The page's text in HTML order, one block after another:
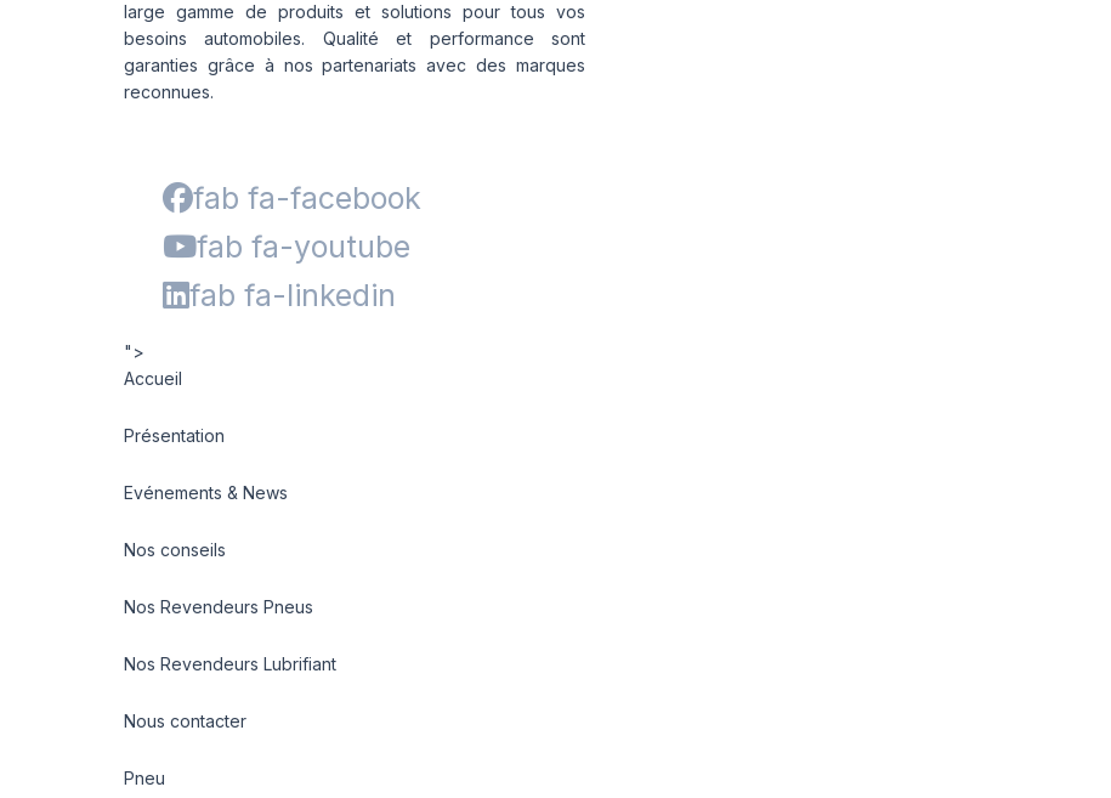
large gamme de produits et solutions pour tous vos
besoins automobiles. Qualité et performance sont
garanties grâce à nos partenariats avec des marques
reconnues.
fab fa-facebook
fab fa-youtube
fab fa-linkedin
">
Accueil
Présentation
Evénements & News
Nos conseils
Nos Revendeurs Pneus
Nos Revendeurs Lubrifiant
Nous contacter
Pneu